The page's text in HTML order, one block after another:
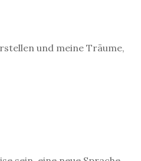
und meine Träume,